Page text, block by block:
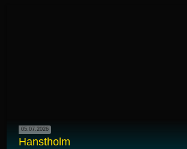
05.07.2026
Hanstholm